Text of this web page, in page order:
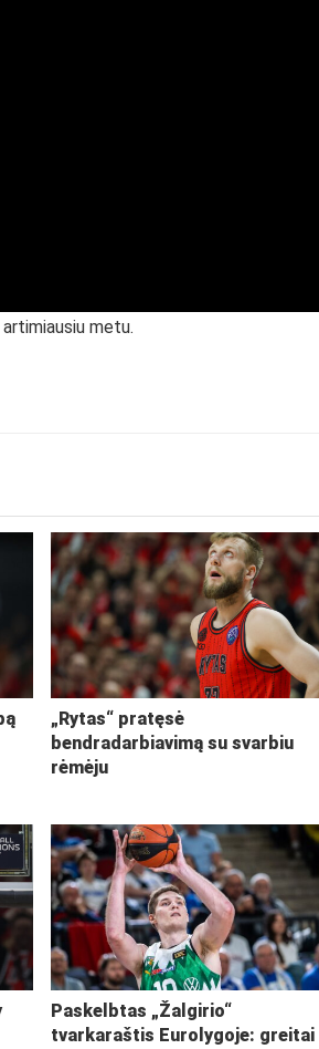
metu.
„Rytas“ pratęsė
bendradarbiavimą su svarbiu
rėmėju
Paskelbtas „Žalgirio“
tvarkaraštis Eurolygoje: greitai